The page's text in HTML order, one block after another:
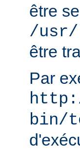
être
/usr/
être
Par
bin/